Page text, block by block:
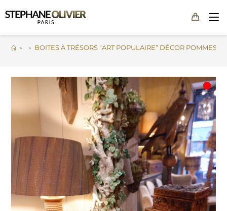
> > BOITES À TRÉSORS “ART POPULAIRE” DÉCOR POMMES